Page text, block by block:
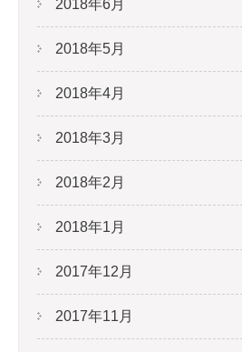
2018年6月
2018年5月
2018年4月
2018年3月
2018年2月
2018年1月
2017年12月
2017年11月